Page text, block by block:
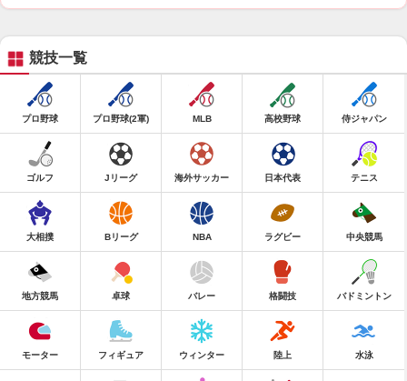
競技一覧
プロ野球 プロ野球(2軍) MLB 高校野球 侍ジャパン
ゴルフ Jリーグ 海外サッカー 日本代表 テニス
大相撲 Bリーグ NBA ラグビー 中央競馬
地方競馬 卓球 バレー 格闘技 バドミントン
モーター フィギュア ウィンター 陸上 水泳